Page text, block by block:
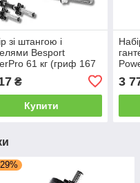
зі штангою і
Besport
61 кг (гриф 167
₴
Купити
3